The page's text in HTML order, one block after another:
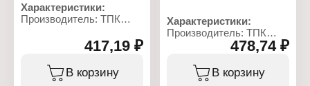
Характеристики:
Производитель: ТПК
Тип товара: Дуга для
Длина: 2,5 м
Материал: сталь
417,19 ₽
В корзину
Характеристики:
Производитель: ТПК
Тип товара: Дуга для
парника
Длина: 3 м
478,74 ₽
В корзину